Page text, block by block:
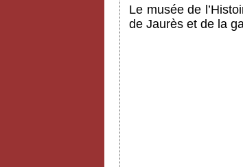
Le musée de
de Jaurès et de la